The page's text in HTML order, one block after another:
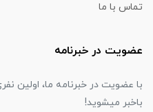
تماس با ما
عضویت در خبرنامه
با عضویت در خبرنامه ما، اولین
باخبر میشوید!